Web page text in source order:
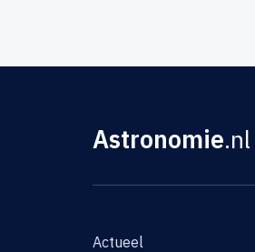
Astronomie.nl
Actueel